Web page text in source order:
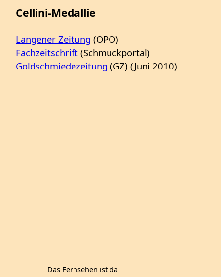
Cellini-Medallie
Langener Zeitung (OPO)
Fachzeitschrift (Schmuckportal)
Goldschmiedezeitung (GZ) (Juni 2010)
Das Fernsehen ist da